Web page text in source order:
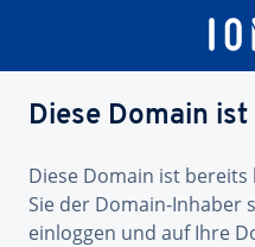
Diese Domain
Diese Domain ist bereits
Sie der Domain-Inhaber
einloggen und auf Ihre